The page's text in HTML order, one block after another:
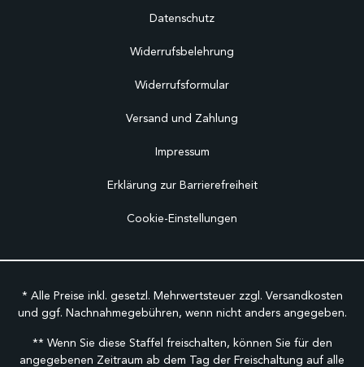
Datenschutz
Widerrufsbelehrung
Widerrufsformular
Versand und Zahlung
Impressum
Erklärung zur Barrierefreiheit
Cookie-Einstellungen
* Alle Preise inkl. gesetzl. Mehrwertsteuer zzgl. Versandkosten
und ggf. Nachnahmegebühren, wenn nicht anders angegeben.
** Wenn Sie diese Staffel freischalten, können Sie für den
angegebenen Zeitraum ab dem Tag der Freischaltung auf alle